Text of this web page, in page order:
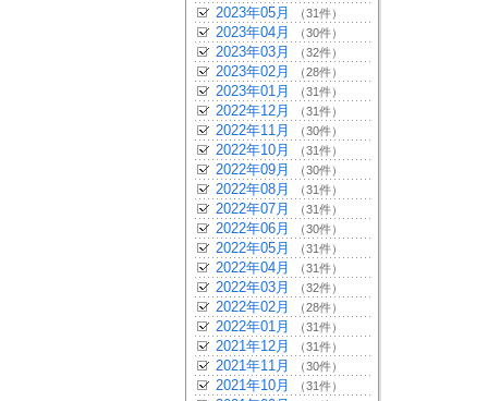
2023年05月 （31件）
2023年04月 （30件）
2023年03月 （32件）
2023年02月 （28件）
2023年01月 （31件）
2022年12月 （31件）
2022年11月 （30件）
2022年10月 （31件）
2022年09月 （30件）
2022年08月 （31件）
2022年07月 （31件）
2022年06月 （30件）
2022年05月 （31件）
2022年04月 （31件）
2022年03月 （32件）
2022年02月 （28件）
2022年01月 （31件）
2021年12月 （31件）
2021年11月 （30件）
2021年10月 （31件）